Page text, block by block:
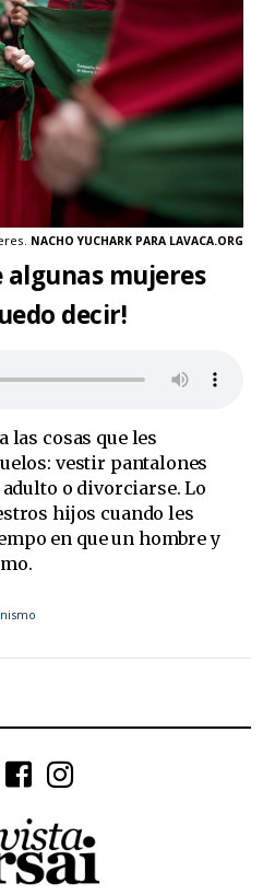
NACHO YUCHARK PARA LAVACA.ORG
algunas mujeres
decir!
las cosas que les
vestir pantalones
o divorciarse. Lo
hijos cuando les
en que un hombre y